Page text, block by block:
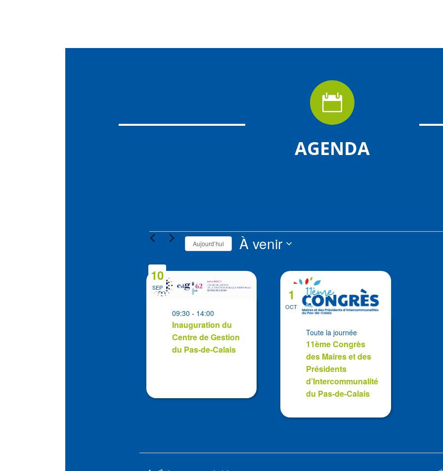

AGENDA
Évènements
Aujourd’hui À venir
la
List
events
Photo
SEP
10
Inauguration du
Centre de Gestion
du Pas-de-Calais
09:30 - 14:00
OCT
1
11ème Congrès
des Maires et des
Présidents
d’Intercommunalité
du Pas-de-Calais
Toute la journée